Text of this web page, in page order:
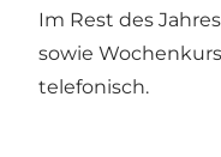
Im Rest des
sowie
telefonisch.